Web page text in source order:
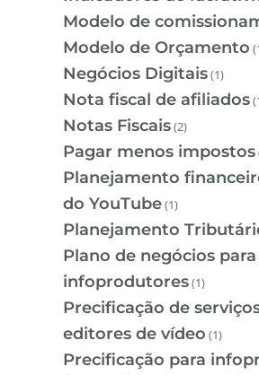
Modelo de
Modelo de Orçamento
Negócios Digitais(1)
Nota fiscal de afiliados
Notas Fiscais(2)
Pagar menos impostos
Planejamento
do YouTube(1)
Planejamento
Plano de negócios para
infoprodutores(1)
Precificação de
editores de vídeo (1)
Precificação para